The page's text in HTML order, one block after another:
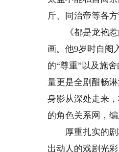
斤、同治帝等各
《都是龙袍惹
画。他9岁时自阉
的“尊重”以及施
量更是全剧酣畅
身影从深处走来
的角色关系网，
厚重扎实的剧
出动人的戏剧光